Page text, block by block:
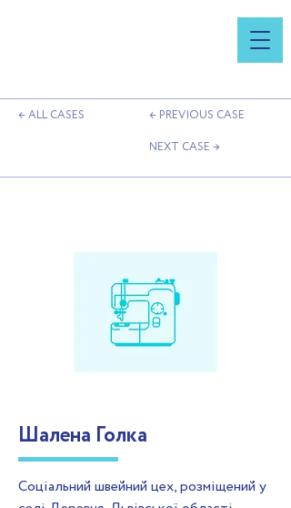
← ALL CASES
← PREVIOUS CASE
NEXT CASE →
Шалена Голка
Соціальний швейний цех, розміщений у